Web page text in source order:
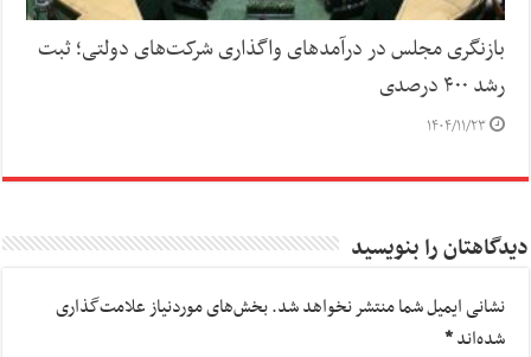
بازنگری مجلس در درآمدهای واگذاری شرکت‌های دولتی؛ ثبت
رشد ۴۰۰ درصدی
۱۴۰۴/۱۱/۲۳
دیدگاهتان را بنویسید
نشانی ایمیل شما منتشر نخواهد شد.بخش‌های موردنیاز علامت‌گذاری
شده‌اند*